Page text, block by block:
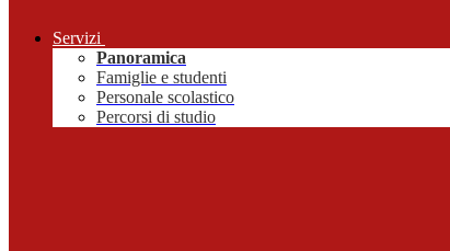
Servizi
Panoramica
Famiglie e studenti
Personale scolastico
Percorsi di studio